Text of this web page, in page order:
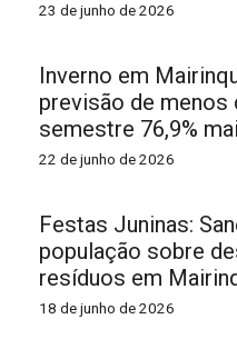
23 de junho de 2026
Inverno em
previsão de menos
semestre 76,9%
22 de junho de 2026
Festas Juninas:
população sobre
resíduos em
18 de junho de 2026